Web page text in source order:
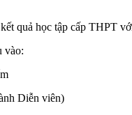
quả học tập cấp THPT
vào:
Diễn viên)